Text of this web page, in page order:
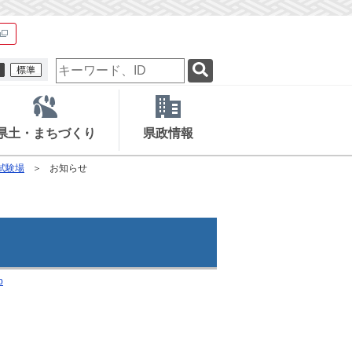
検
索
ー
ー
ド
土・まちづくり 県政情報
験場
お知らせ